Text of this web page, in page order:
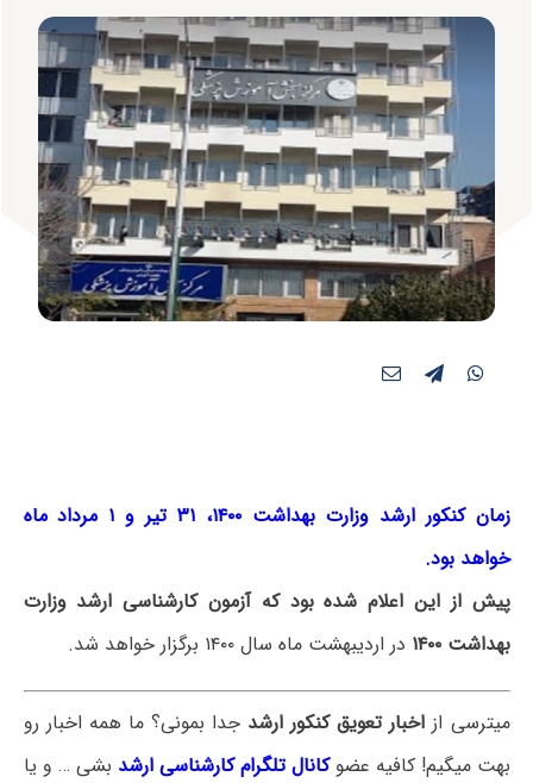
زمان کنکور ارشد وزارت بهداشت ۱۴۰۰، ۳۱ تیر و ۱ مرداد ماه
خواهد بود.
پیش از این اعلام شده بود که آزمون کارشناسی ارشد وزارت
بهداشت ۱۴۰۰
در اردیبهشت ماه سال ۱۴۰۰ برگزار خواهد شد.
میترسی ازاخبار تعویق کنکور ارشد جدا بمونی؟ ما همه اخبار رو
بهت میگیم! کافیه عضو کانال تلگرام کارشناسی ارشد بشی … و یا